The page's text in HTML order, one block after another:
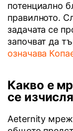
потенциално
правилното.
задачата се
започват да
означава
Какво е
се
Aeternity